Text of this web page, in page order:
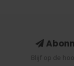
Blijf op de